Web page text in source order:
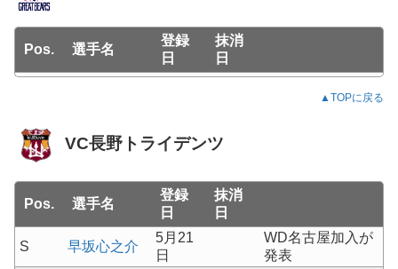
Pos. 選手名
登録
日
抹消
日
▲TOPに戻る
VC長野トライデンツ
Pos. 選手名
登録
日
抹消
日
S 早坂心之介
5月21
日
WD名古屋加入が
発表